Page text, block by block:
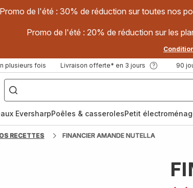
Promo de l'été : 30% de réduction sur toutes nos
Promo de l'été : 20% de réduction sur les
plusieurs fois Livraison offerte* en 3 jours 90
["Poêles
inox,
Cake
Factory,
EversharpPoêles & casserolesPetit
RECETTES FINANCIER AMANDE NUTELLA